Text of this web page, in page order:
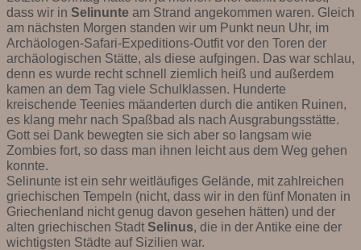
dass wir in Selinunte am Strand angekommen waren. Gleich
am nächsten Morgen standen wir um Punkt neun Uhr, im
Archäologen-Safari-Expeditions-Outfit vor den Toren der
archäologischen Stätte, als diese aufgingen. Das war schlau,
denn es wurde recht schnell ziemlich heiß und außerdem
kamen an dem Tag viele Schulklassen. Hunderte
kreischende Teenies mäanderten durch die antiken Ruinen,
es klang mehr nach Spaßbad als nach Ausgrabungsstätte.
Gott sei Dank bewegten sie sich aber so langsam wie
Zombies fort, so dass man ihnen leicht aus dem Weg gehen
konnte.
Selinunte ist ein sehr weitläufiges Gelände, mit zahlreichen
griechischen Tempeln (nicht, dass wir in den fünf Monaten in
Griechenland nicht genug davon gesehen hätten) und der
alten griechischen Stadt Selinus, die in der Antike eine der
wichtigsten Städte auf Sizilien war.